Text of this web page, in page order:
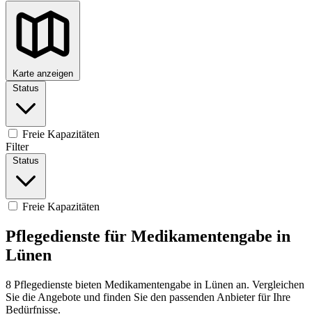
Karte anzeigen
Status
Freie Kapazitäten
Filter
Status
Freie Kapazitäten
Pflegedienste für Medikamentengabe in
Lünen
8 Pflegedienste bieten Medikamentengabe in Lünen an. Vergleichen
Sie die Angebote und finden Sie den passenden Anbieter für Ihre
Bedürfnisse.